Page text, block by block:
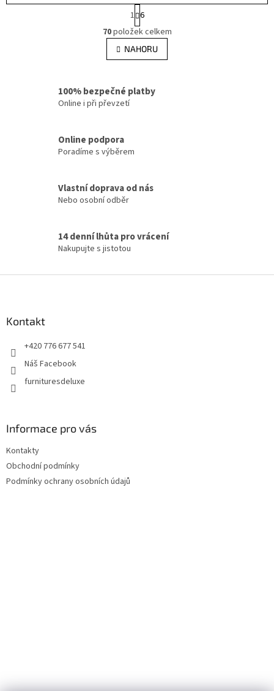
O
v
l
á
c
ý
u
t
r
á
n
k
á
1 6
70položek celkem
NAHORU
100% bezpečné platby
Online i při převzetí
Online podpora
Poradíme s výběrem
Vlastní doprava od nás
Nebo osobní odběr
14 denní lhůta pro vrácení
Nakupujte s jistotou
Kontakt
+420 776 677 541
Náš Facebook
furnituresdeluxe
Informace pro vás
Kontakty
Obchodní podmínky
Podmínky ochrany osobních údajů